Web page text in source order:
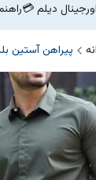
دیلم 💳
پیراهن آستین